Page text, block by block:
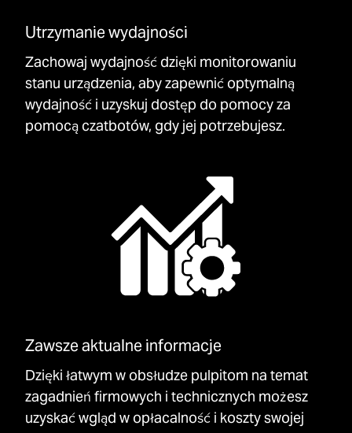
Utrzymanie wydajności
Zachowaj wydajność dzięki monitorowaniu
stanu urządzenia, aby zapewnić optymalną
wydajność i uzyskuj dostęp do pomocy za
pomocą czatbotów, gdy jej potrzebujesz.
Zawsze aktualne informacje
Dzięki łatwym w obsłudze pulpitom na temat
zagadnień firmowych i technicznych możesz
uzyskać wgląd w opłacalność i koszty swojej